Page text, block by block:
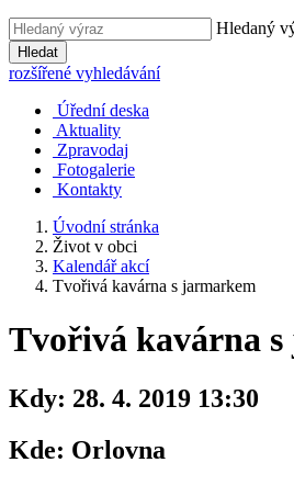
Hledaný
Hledat
rozšířené vyhledávání
Úřední deska
Aktuality
Zpravodaj
Fotogalerie
Kontakty
Úvodní stránka
Život v obci
Kalendář akcí
Tvořivá kavárna s jarmarkem
Tvořivá kavárna
Kdy: 28. 4. 2019 13:30
Kde: Orlovna